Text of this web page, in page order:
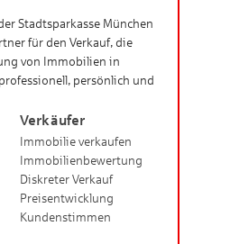
Stadtsparkasse München
für den Verkauf, die
von Immobilien in
persönlich und
Verkäufer
Immobilie verkaufen
Immobilienbewertung
Diskreter Verkauf
Preisentwicklung
Kundenstimmen